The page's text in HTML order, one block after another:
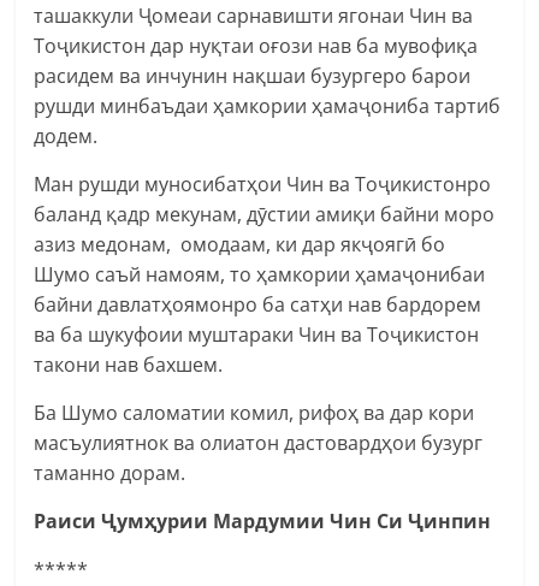
ташаккули Ҷомеаи сарнавишти ягонаи Чин ва
Тоҷикистон дар нуқтаи оғози нав ба мувофиқа
расидем ва инчунин нақшаи бузургеро барои
рушди минбаъдаи ҳамкории ҳамаҷониба тартиб
додем.
Ман рушди муносибатҳои Чин ва Тоҷикистонро
баланд қадр мекунам, дӯстии амиқи байни моро
азиз медонам, омодаам, ки дар якҷоягӣ бо
Шумо саъй намоям, то ҳамкории ҳамаҷонибаи
байни давлатҳоямонро ба сатҳи нав бардорем
ва ба шукуфоии муштараки Чин ва Тоҷикистон
такони нав бахшем.
Ба Шумо саломатии комил, рифоҳ ва дар кори
масъулиятнок ва олиатон дастовардҳои бузург
таманно дорам.
Раиси Ҷумҳурии Мардумии Чин Си Ҷинпин
*****